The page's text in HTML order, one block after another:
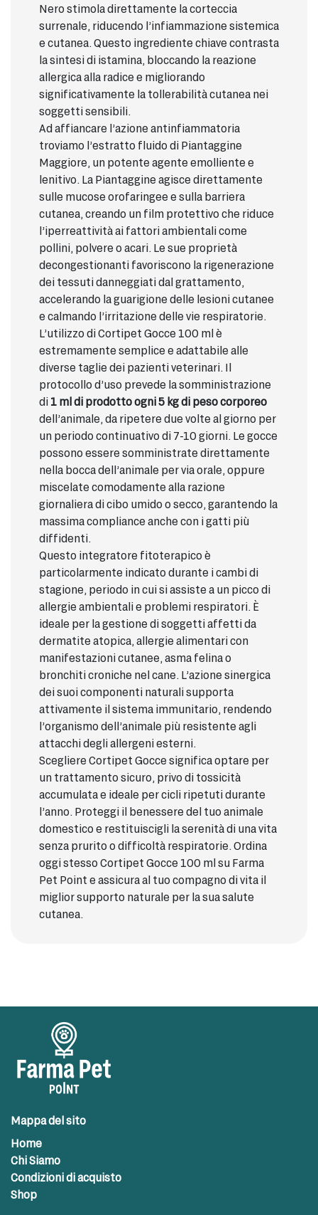
Nero stimola direttamente la corteccia
surrenale, riducendo l’infiammazione sistemica
e cutanea. Questo ingrediente chiave contrasta
la sintesi di istamina, bloccando la reazione
allergica alla radice e migliorando
significativamente la tollerabilità cutanea nei
soggetti sensibili.
Ad affiancare l’azione antinfiammatoria
troviamo l’estratto fluido di Piantaggine
Maggiore, un potente agente emolliente e
lenitivo. La Piantaggine agisce direttamente
sulle mucose orofaringee e sulla barriera
cutanea, creando un film protettivo che riduce
l’iperreattività ai fattori ambientali come
pollini, polvere o acari. Le sue proprietà
decongestionanti favoriscono la rigenerazione
dei tessuti danneggiati dal grattamento,
accelerando la guarigione delle lesioni cutanee
e calmando l’irritazione delle vie respiratorie.
L’utilizzo di Cortipet Gocce 100 ml è
estremamente semplice e adattabile alle
diverse taglie dei pazienti veterinari. Il
protocollo d’uso prevede la somministrazione
di 1 ml di prodotto ogni 5 kg di peso corporeo
dell’animale, da ripetere due volte al giorno per
un periodo continuativo di 7-10 giorni. Le gocce
possono essere somministrate direttamente
nella bocca dell’animale per via orale, oppure
miscelate comodamente alla razione
giornaliera di cibo umido o secco, garantendo la
massima compliance anche con i gatti più
diffidenti.
Questo integratore fitoterapico è
particolarmente indicato durante i cambi di
stagione, periodo in cui si assiste a un picco di
allergie ambientali e problemi respiratori. È
ideale per la gestione di soggetti affetti da
dermatite atopica, allergie alimentari con
manifestazioni cutanee, asma felina o
bronchiti croniche nel cane. L’azione sinergica
dei suoi componenti naturali supporta
attivamente il sistema immunitario, rendendo
l’organismo dell’animale più resistente agli
attacchi degli allergeni esterni.
Scegliere Cortipet Gocce significa optare per
un trattamento sicuro, privo di tossicità
accumulata e ideale per cicli ripetuti durante
l’anno. Proteggi il benessere del tuo animale
domestico e restituiscigli la serenità di una vita
senza prurito o difficoltà respiratorie. Ordina
oggi stesso Cortipet Gocce 100 ml su Farma
Pet Point e assicura al tuo compagno di vita il
miglior supporto naturale per la sua salute
cutanea.
Mappa del sito
Home
Chi Siamo
Condizioni di acquisto
Shop